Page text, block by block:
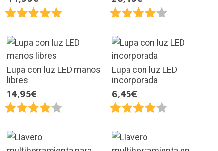
Lupa con luz LED manos
libres
14,95€
Lupa con luz LED
incorporada
6,45€